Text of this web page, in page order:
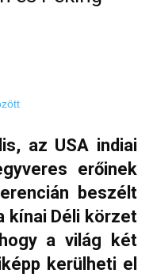
az USA indiai
erőinek
beszélt
kínai Déli körzet
a világ két
kerülheti el